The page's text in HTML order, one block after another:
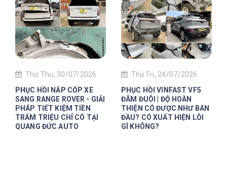
Thứ Thu, 30/07/2026
PHỤC HỒI NẮP CỐP XE
SANG RANGE ROVER - GIẢI
PHÁP TIẾT KIỆM TIỀN
TRĂM TRIỆU CHỈ CÓ TẠI
QUANG ĐỨC AUTO
Thứ Fri, 24/07/2026
PHỤC HỒI VINFAST VF5
ĐÂM ĐUÔI | ĐỘ HOÀN
THIỆN CÓ ĐƯỢC NHƯ BAN
ĐẦU? CÓ XUẤT HIỆN LỖI
GÌ KHÔNG?